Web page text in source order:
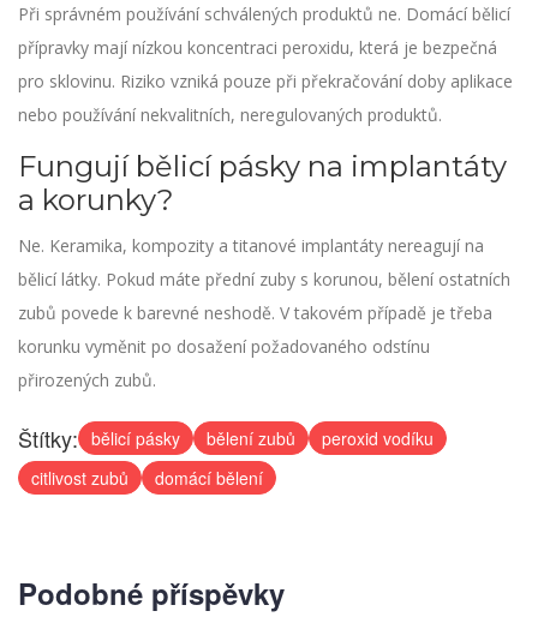
Při správném používání schválených produktů ne. Domácí bělicí
přípravky mají nízkou koncentraci peroxidu, která je bezpečná
pro sklovinu. Riziko vzniká pouze při překračování doby aplikace
nebo používání nekvalitních, neregulovaných produktů.
Fungují bělicí pásky na implantáty
a korunky?
Ne. Keramika, kompozity a titanové implantáty nereagují na
bělicí látky. Pokud máte přední zuby s korunou, bělení ostatních
zubů povede k barevné neshodě. V takovém případě je třeba
korunku vyměnit po dosažení požadovaného odstínu
přirozených zubů.
Štítky: bělicí pásky bělení zubů
peroxid vodíku
citlivost zubů
domácí bělení
Podobné příspěvky